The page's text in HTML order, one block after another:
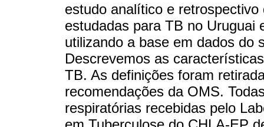
estudo analítico e
estudadas para TB no Uruguai
utilizando a base em dados do
Descrevemos as
TB. As definições foram
recomendações da OMS.
respiratórias recebidas pelo